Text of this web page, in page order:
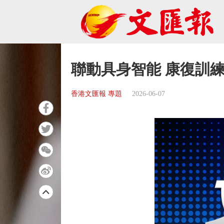
聯動具身智能 康復訓
香港文匯報 專題 2026-06-07